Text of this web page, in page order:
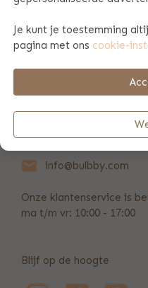
BETAAL &
info@bulbby.com
Onze klantenservice is
ma t/m vr: 10:00 - 17:00
Blijf op de hoogte
Je kunt je toestemming
pagina met ons cookie-